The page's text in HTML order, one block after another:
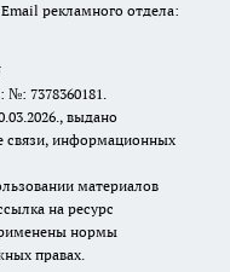
рекламного отдела:
7378360181.
выдано
связи, информационных
материалов
на ресурс
нормы
правах.